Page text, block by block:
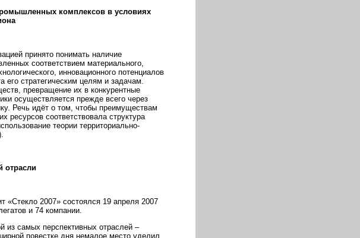
комплексов в условиях
принято понимать наличие
соответствием материального,
инновационного потенциалов
его стратегическим целям и задачам.
превращение их в конкурентные
осуществляется прежде всего через
Речь идёт о том, чтобы преимуществам
ресурсов соответствовала структура
теории территориально-
отрасли
«Стекло 2007» состоялся 19 апреля 2007
и 74 компании.
из самых перспективных отраслей –
повестке дня немалое место уделил